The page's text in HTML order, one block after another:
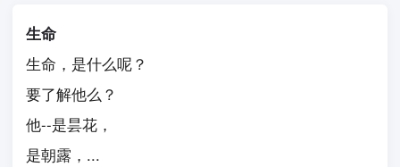
生命
生命，是什么呢？
要了解他么？
他--是昙花，
是朝露，...